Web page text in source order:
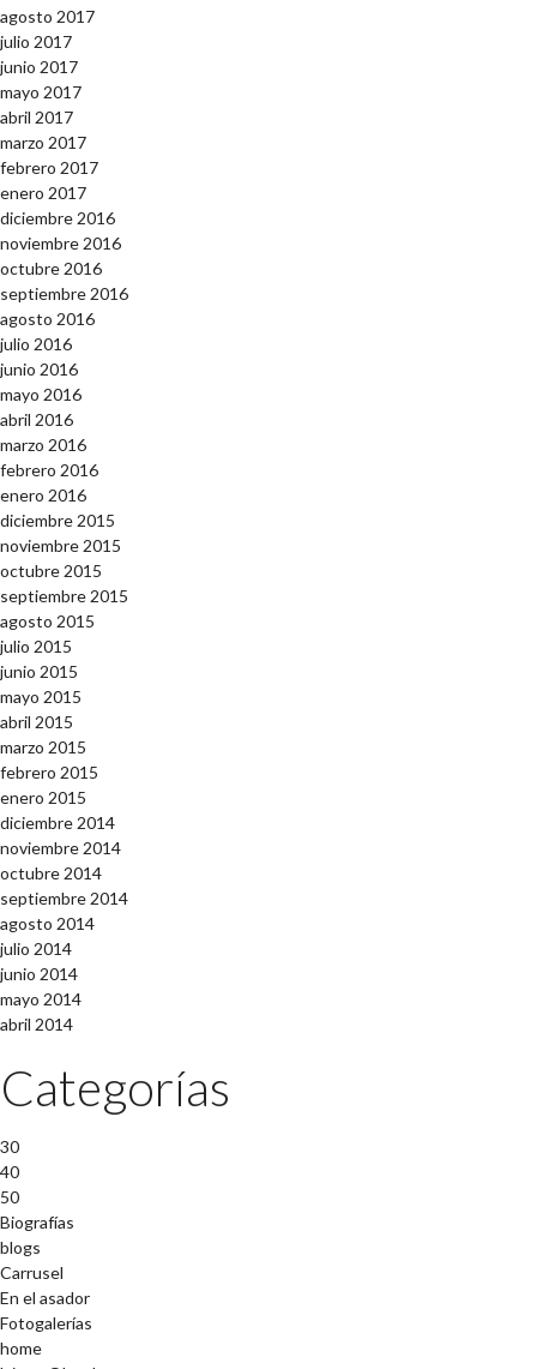
agosto 2017
julio 2017
junio 2017
mayo 2017
abril 2017
marzo 2017
febrero 2017
enero 2017
diciembre 2016
noviembre 2016
octubre 2016
septiembre 2016
agosto 2016
julio 2016
junio 2016
mayo 2016
abril 2016
marzo 2016
febrero 2016
enero 2016
diciembre 2015
noviembre 2015
octubre 2015
septiembre 2015
agosto 2015
julio 2015
junio 2015
mayo 2015
abril 2015
marzo 2015
febrero 2015
enero 2015
diciembre 2014
noviembre 2014
octubre 2014
septiembre 2014
agosto 2014
julio 2014
junio 2014
mayo 2014
abril 2014
Categorías
30
40
50
Biografías
blogs
Carrusel
En el asador
Fotogalerías
home